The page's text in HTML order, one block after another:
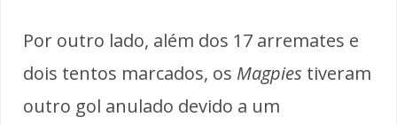
Por outro lado, além dos 17 arremates e
dois tentos marcados, os Magpies tiveram
outro gol anulado devido a um